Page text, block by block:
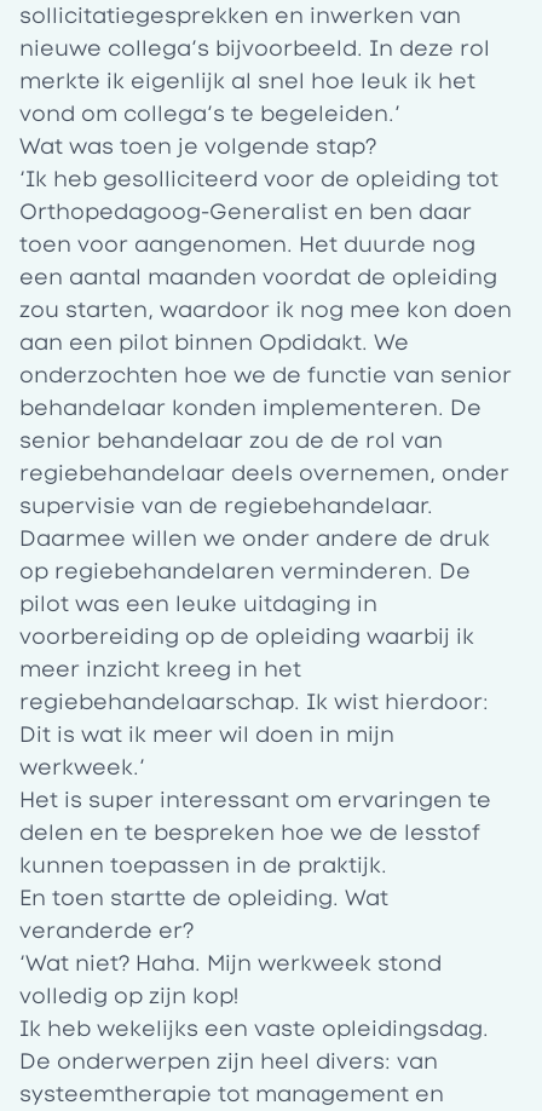
sollicitatiegesprekken en inwerken van
nieuwe collega’s bijvoorbeeld. In deze rol
merkte ik eigenlijk al snel hoe leuk ik het
vond om collega’s te begeleiden.’
Wat was toen je volgende stap?
‘Ik heb gesolliciteerd voor de opleiding tot
Orthopedagoog-Generalist en ben daar
toen voor aangenomen. Het duurde nog
een aantal maanden voordat de opleiding
zou starten, waardoor ik nog mee kon doen
aan een pilot binnen Opdidakt. We
onderzochten hoe we de functie van senior
behandelaar konden implementeren. De
senior behandelaar zou de de rol van
regiebehandelaar deels overnemen, onder
supervisie van de regiebehandelaar.
Daarmee willen we onder andere de druk
op regiebehandelaren verminderen. De
pilot was een leuke uitdaging in
voorbereiding op de opleiding waarbij ik
meer inzicht kreeg in het
regiebehandelaarschap. Ik wist hierdoor:
Dit is wat ik meer wil doen in mijn
werkweek.’
Het is super interessant om ervaringen te
delen en te bespreken hoe we de lesstof
kunnen toepassen in de praktijk.
En toen startte de opleiding. Wat
veranderde er?
‘Wat niet? Haha. Mijn werkweek stond
volledig op zijn kop!
Ik heb wekelijks een vaste opleidingsdag.
De onderwerpen zijn heel divers: van
systeemtherapie tot management en